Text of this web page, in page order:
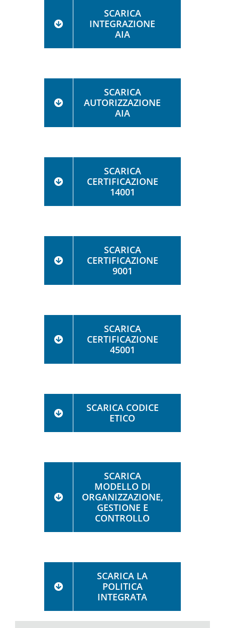
SCARICA
INTEGRAZIONE
AIA
SCARICA
AUTORIZZAZIONE
AIA
SCARICA
CERTIFICAZIONE
14001
SCARICA
CERTIFICAZIONE
9001
SCARICA
CERTIFICAZIONE
45001
SCARICA CODICE
ETICO
SCARICA
MODELLO DI
ORGANIZZAZIONE,
GESTIONE E
CONTROLLO
SCARICA LA
POLITICA
INTEGRATA